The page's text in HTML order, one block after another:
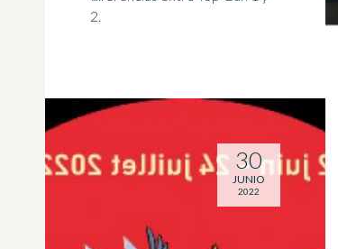
2.
30
JUNIO
2022